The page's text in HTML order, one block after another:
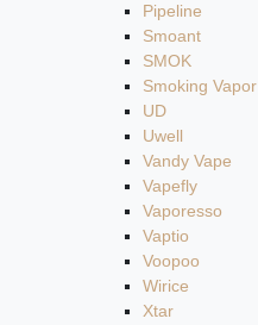
Pipeline
Smoant
SMOK
Smoking Vapor
UD
Uwell
Vandy Vape
Vapefly
Vaporesso
Vaptio
Voopoo
Wirice
Xtar